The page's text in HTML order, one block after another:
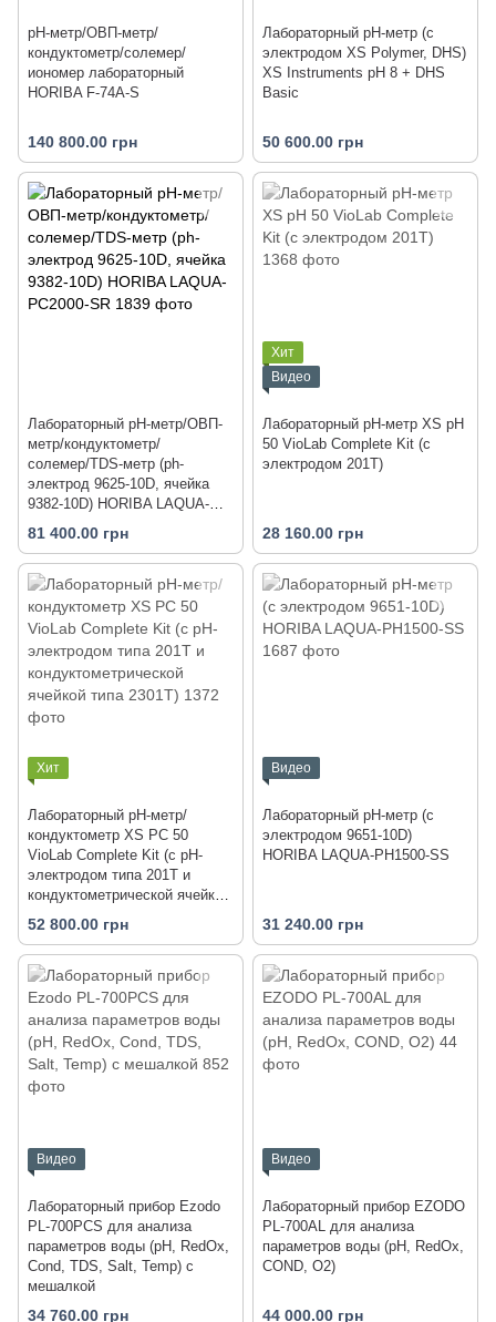
pH-метр/ОВП-метр/
кондуктометр/солемер/
иономер лабораторный
HORIBA F-74A-S
140 800.00 грн
Лабораторный pH-метр (с
электродом XS Polymer, DHS)
XS Instruments pH 8 + DHS
Basic
50 600.00 грн
Лабораторный pH-метр/ОВП-
метр/кондуктометр/
солемер/TDS-метр (ph-
электрод 9625-10D, ячейка
9382-10D) HORIBA LAQUA-
PC2000-SR
81 400.00 грн
Хит
Видео
Лабораторный pH-метр XS pH
50 VioLab Complete Kit (с
электродом 201T)
28 160.00 грн
Хит
Лабораторный pH-метр/
кондуктометр XS PC 50
VioLab Complete Kit (с pH-
электродом типа 201T и
кондуктометрической ячейкой
типа 2301T)
52 800.00 грн
Видео
Лабораторный pH-метр (с
электродом 9651-10D)
HORIBA LAQUA-PH1500-SS
31 240.00 грн
Видео
Лабораторный прибор Ezodo
PL-700PCS для анализа
параметров воды (рН, RedOx,
Cond, TDS, Salt, Temp) с
мешалкой
34 760.00 грн
Видео
Лабораторный прибор EZODO
PL-700AL для анализа
параметров воды (рН, RedOx,
COND, O2)
44 000.00 грн